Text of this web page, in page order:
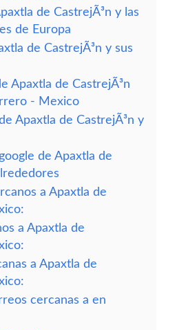
de CastrejÃ³n y las
de Europa
de CastrejÃ³n y sus
Apaxtla de CastrejÃ³n
- Mexico
Apaxtla de CastrejÃ³n y
de Apaxtla de
a Apaxtla de
a Apaxtla de
a Apaxtla de
cercanas a en